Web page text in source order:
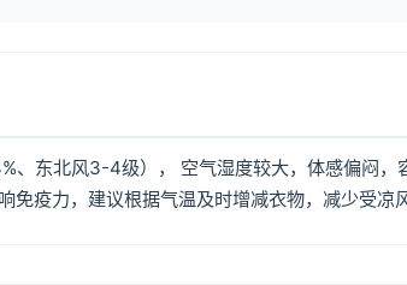
东北风3-4级）， 空气湿度较大，体感偏闷，
疫力，建议根据气温及时增减衣物，减少受凉